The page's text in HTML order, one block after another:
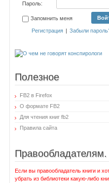
Пароль:
Запомнить меня
Регистрация | Забыли
Полезное
FB2 в Firefox
О формате FB2
Для чтения книг fb2
Правила сайта
Правообладателям.
Если вы правообладатель книги и
убрать из библиотеки какую-либо